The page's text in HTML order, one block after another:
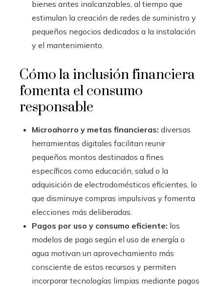
bienes antes inalcanzables, al tiempo que
estimulan la creación de redes de suministro y
pequeños negocios dedicados a la instalación
y el mantenimiento.
Cómo la inclusión financiera
fomenta el consumo
responsable
Microahorro y metas financieras: diversas
herramientas digitales facilitan reunir
pequeños montos destinados a fines
específicos como educación, salud o la
adquisición de electrodomésticos eficientes, lo
que disminuye compras impulsivas y fomenta
elecciones más deliberadas.
Pagos por uso y consumo eficiente: los
modelos de pago según el uso de energía o
agua motivan un aprovechamiento más
consciente de estos recursos y permiten
incorporar tecnologías limpias mediante pagos